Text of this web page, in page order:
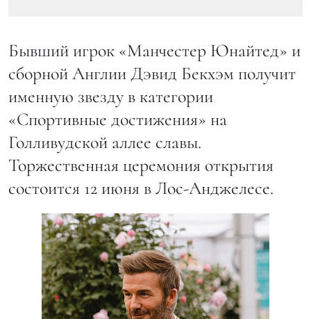
Бывший игрок «Манчестер Юнайтед» и
сборной Англии Дэвид Бекхэм получит
именную звезду в категории
«Спортивные достижения» на
Голливудской аллее славы.
Торжественная церемония открытия
состоится 12 июня в Лос-Анджелесе.